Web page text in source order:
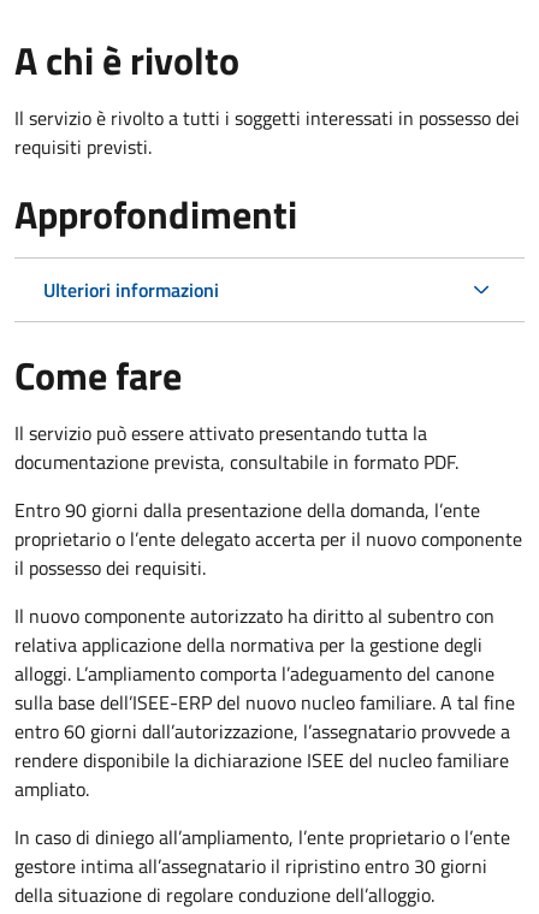
A chi è rivolto
Il servizio è rivolto a tutti i soggetti interessati in possesso dei
requisiti previsti.
Approfondimenti
Ulteriori informazioni
Come fare
Il servizio può essere attivato presentando tutta la
documentazione prevista, consultabile in formato PDF.
Entro 90 giorni dalla presentazione della domanda, l’ente
proprietario o l’ente delegato accerta per il nuovo componente
il possesso dei requisiti.
Il nuovo componente autorizzato ha diritto al subentro con
relativa applicazione della normativa per la gestione degli
alloggi. L’ampliamento comporta l’adeguamento del canone
sulla base dell’ISEE-ERP del nuovo nucleo familiare. A tal fine
entro 60 giorni dall’autorizzazione, l’assegnatario provvede a
rendere disponibile la dichiarazione ISEE del nucleo familiare
ampliato.
In caso di diniego all’ampliamento, l’ente proprietario o l’ente
gestore intima all’assegnatario il ripristino entro 30 giorni
della situazione di regolare conduzione dell’alloggio.